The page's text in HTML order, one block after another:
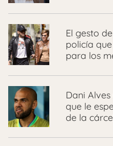
El gesto
policía
para los
Dani
que le
de la